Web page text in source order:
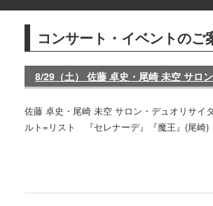
コンサート・イベントのご
8/29（土） 佐藤 卓史・尾崎 未空 サロ
佐藤 卓史・尾崎 未空 サロン・デュオリサ
ルト=リスト 『セレナーデ』『魔王』(尾